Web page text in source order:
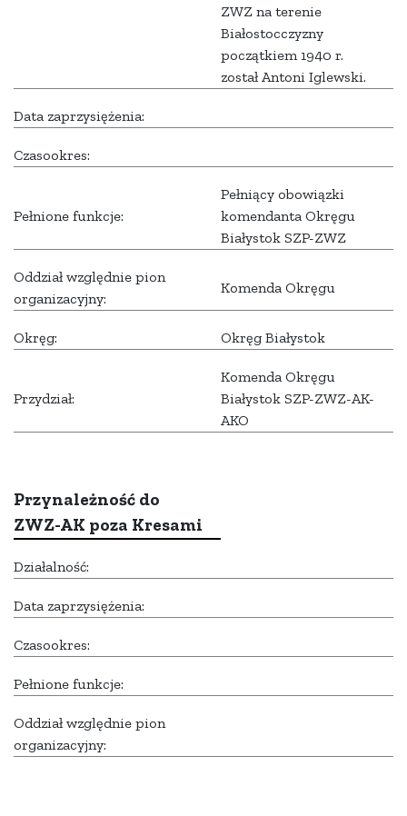
ZWZ na terenie
Białostocczyzny
początkiem 1940 r.
został Antoni Iglewski.
Data zaprzysiężenia:
Czasookres:
Pełnione funkcje:
Pełniący obowiązki
komendanta Okręgu
Białystok SZP-ZWZ
Oddział względnie pion
organizacyjny:
Komenda Okręgu
Okręg: Okręg Białystok
Przydział:
Komenda Okręgu
Białystok SZP-ZWZ-AK-
AKO
Przynależność do
ZWZ-AK poza Kresami
Działalność:
Data zaprzysiężenia:
Czasookres:
Pełnione funkcje:
Oddział względnie pion
organizacyjny: